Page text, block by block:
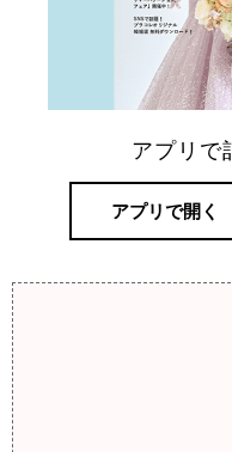
アプリで
アプリで開く